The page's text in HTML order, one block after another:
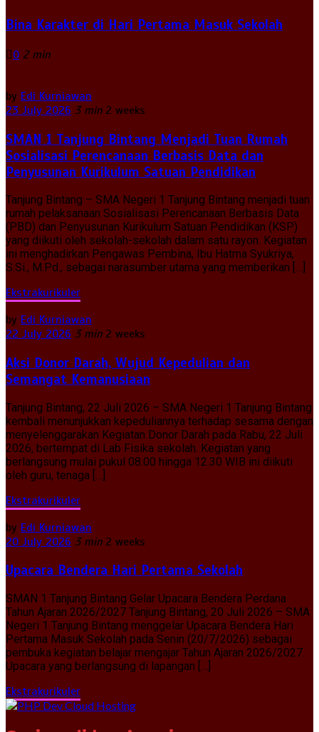
Bina Karakter di Hari Pertama Masuk Sekolah
0 2 min
by Edi Kurniawan
23 July 2026 3 min 2 weeks
SMAN 1 Tanjung Bintang Menjadi Tuan Rumah
Sosialisasi Perencanaan Berbasis Data dan
Penyusunan Kurikulum Satuan Pendidikan
Tanjung Bintang – SMA Negeri 1 Tanjung Bintang menjadi tuan
rumah pelaksanaan Sosialisasi Perencanaan Berbasis Data
(PBD) dan Penyusunan Kurikulum Satuan Pendidikan (KSP)
yang diikuti oleh sekolah-sekolah dalam satu rayon. Kegiatan
ini menghadirkan Pengawas Pembina, Ibu Hatma Syukriya,
S.Si., M.Pd., sebagai narasumber utama yang memberikan […]
Ekstrakurikuler
by Edi Kurniawan
22 July 2026 3 min 2 weeks
Aksi Donor Darah, Wujud Kepedulian dan
Semangat Kemanusiaan
Tanjung Bintang, 22 Juli 2026 – SMA Negeri 1 Tanjung Bintang
kembali menunjukkan kepeduliannya terhadap sesama dengan
menyelenggarakan Kegiatan Donor Darah pada Rabu, 22 Juli
2026, bertempat di Lab Fisika sekolah. Kegiatan yang
berlangsung mulai pukul 08.00 hingga 12.30 WIB ini diikuti
oleh guru, tenaga […]
Ekstrakurikuler
by Edi Kurniawan
20 July 2026 3 min 2 weeks
Upacara Bendera Hari Pertama Sekolah
SMAN 1 Tanjung Bintang Gelar Upacara Bendera Perdana
Tahun Ajaran 2026/2027 Tanjung Bintang, 20 Juli 2026 – SMA
Negeri 1 Tanjung Bintang menggelar Upacara Bendera Hari
Pertama Masuk Sekolah pada Senin (20/7/2026) sebagai
pembuka kegiatan belajar mengajar Tahun Ajaran 2026/2027.
Upacara yang berlangsung di lapangan […]
Ekstrakurikuler